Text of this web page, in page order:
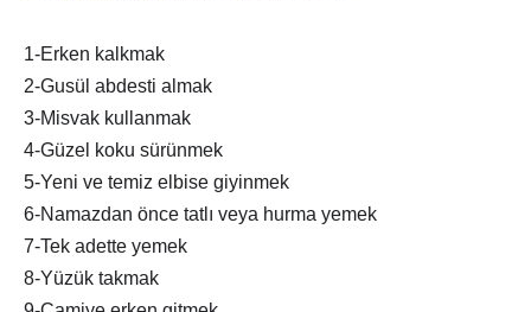
1-Erken kalkmak
2-Gusül abdesti almak
3-Misvak kullanmak
4-Güzel koku sürünmek
5-Yeni ve temiz elbise giyinmek
6-Namazdan önce tatlı veya hurma yemek
7-Tek adette yemek
8-Yüzük takmak